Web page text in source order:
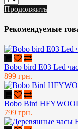
Продолжить
Рекомендуемые
Bobo bird E03 Led
899 грн.
Bobo Bird
799 грн.